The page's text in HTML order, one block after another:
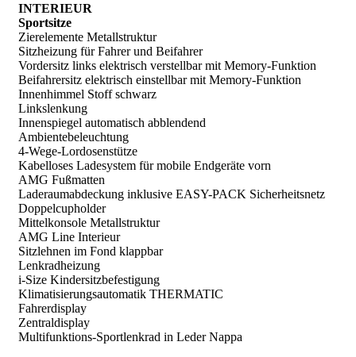
INTERIEUR
Sportsitze
Zierelemente Metallstruktur
Sitzheizung für Fahrer und Beifahrer
Vordersitz links elektrisch verstellbar mit Memory-Funktion
Beifahrersitz elektrisch einstellbar mit Memory-Funktion
Innenhimmel Stoff schwarz
Linkslenkung
Innenspiegel automatisch abblendend
Ambientebeleuchtung
4-Wege-Lordosenstütze
Kabelloses Ladesystem für mobile Endgeräte vorn
AMG Fußmatten
Laderaumabdeckung inklusive EASY-PACK Sicherheitsnetz
Doppelcupholder
Mittelkonsole Metallstruktur
AMG Line Interieur
Sitzlehnen im Fond klappbar
Lenkradheizung
i-Size Kindersitzbefestigung
Klimatisierungsautomatik THERMATIC
Fahrerdisplay
Zentraldisplay
Multifunktions-Sportlenkrad in Leder Nappa